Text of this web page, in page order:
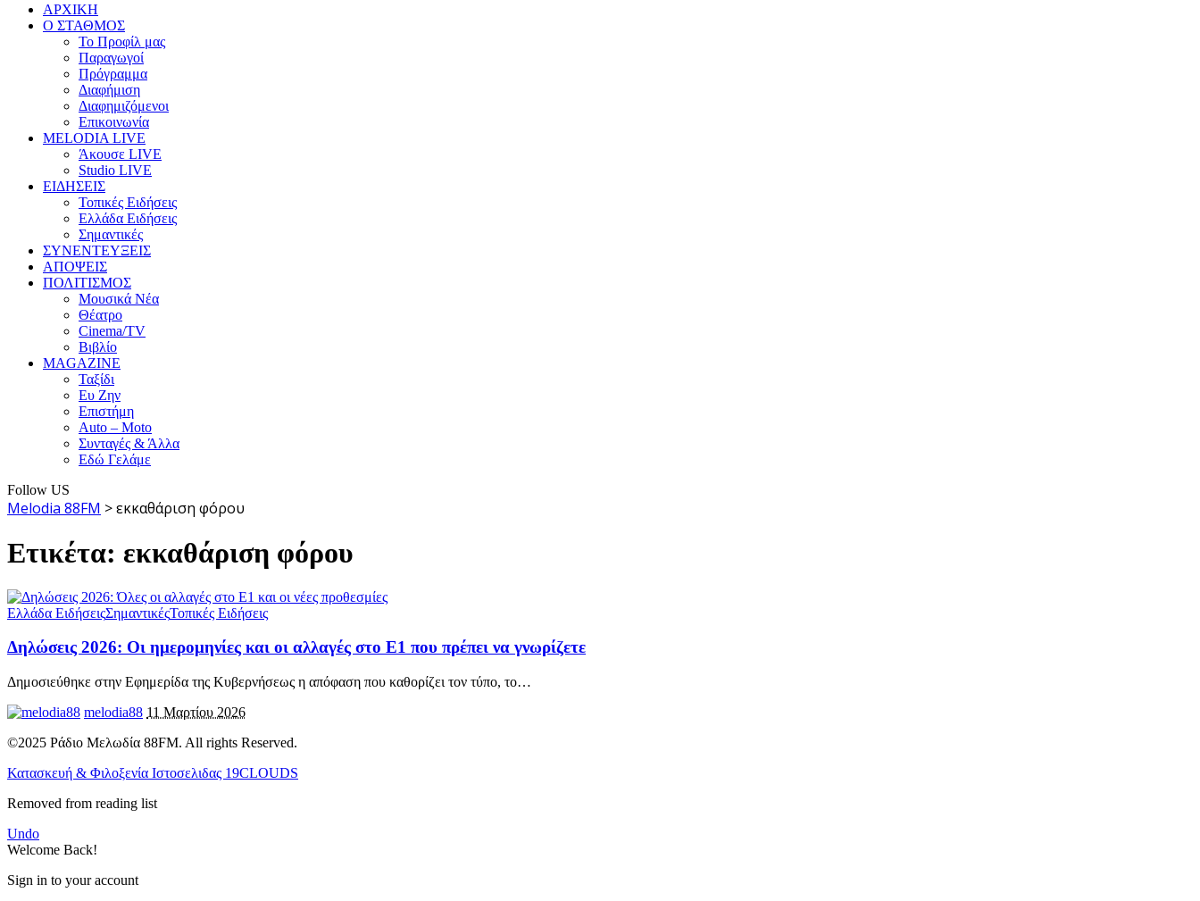
ΑΡΧΙΚΗ
Ο ΣΤΑΘΜΟΣ
Το Προφίλ μας
Παραγωγοί
Πρόγραμμα
Διαφήμιση
Διαφημιζόμενοι
Επικοινωνία
MELODIA LIVE
Άκουσε LIVE
Studio LIVE
ΕΙΔΗΣΕΙΣ
Τοπικές Ειδήσεις
Ελλάδα Ειδήσεις
Σημαντικές
ΣΥΝΕΝΤΕΥΞΕΙΣ
ΑΠΟΨΕΙΣ
ΠΟΛΙΤΙΣΜΟΣ
Μουσικά Νέα
Θέατρο
Cinema/TV
Βιβλίο
MAGAZINE
Ταξίδι
Ευ Ζην
Επιστήμη
Auto – Moto
Συνταγές & Άλλα
Εδώ Γελάμε
Follow US
Melodia 88FM >εκκαθάριση φόρου
Ετικέτα: εκκαθάριση φόρου
Ελλάδα ΕιδήσειςΣημαντικέςΤοπικές Ειδήσεις
Δηλώσεις 2026: Οι ημερομηνίες και οι αλλαγές στο Ε1 που πρέπει να γνωρίζετε
Δημοσιεύθηκε στην Εφημερίδα της Κυβερνήσεως η απόφαση που καθορίζει τον τύπο, το…
melodia88 11 Μαρτίου 2026
©2025 Ράδιο Μελωδία 88FM. All rights Reserved.
Κατασκευή & Φιλοξενία Ιστοσελιδας 19CLOUDS
Removed from reading list
Undo
Welcome Back!
Sign in to your account